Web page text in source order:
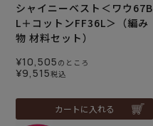
シャイニーベスト＜ワウ67B
L＋コットンFF36L＞（編み
物 材料セット）
¥10,505 のところ
¥9,515税込
カートに入れる